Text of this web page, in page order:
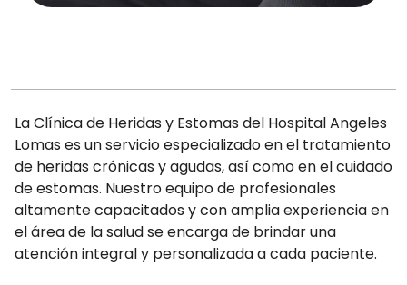
La Clínica de Heridas y Estomas del Hospital Angeles
Lomas es un servicio especializado en el tratamiento
de heridas crónicas y agudas, así como en el cuidado
de estomas. Nuestro equipo de profesionales
altamente capacitados y con amplia experiencia en
el área de la salud se encarga de brindar una
atención integral y personalizada a cada paciente.